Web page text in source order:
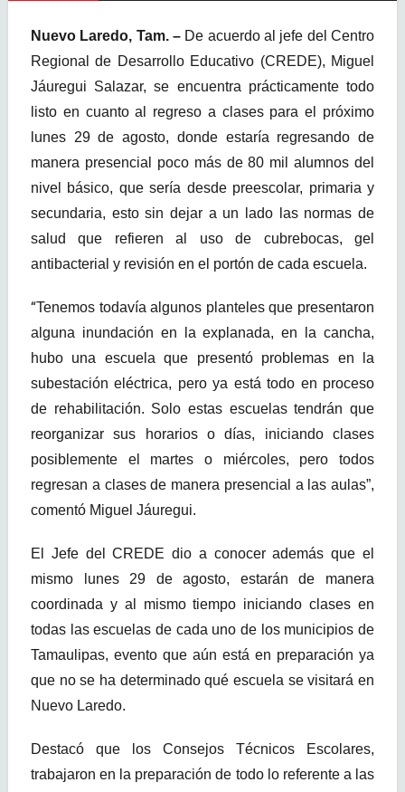
Nuevo Laredo, Tam. – De acuerdo al jefe del Centro
Regional de Desarrollo Educativo (CREDE), Miguel
Jáuregui Salazar, se encuentra prácticamente todo
listo en cuanto al regreso a clases para el próximo
lunes 29 de agosto, donde estaría regresando de
manera presencial poco más de 80 mil alumnos del
nivel básico, que sería desde preescolar, primaria y
secundaria, esto sin dejar a un lado las normas de
salud que refieren al uso de cubrebocas, gel
antibacterial y revisión en el portón de cada escuela.
“Tenemos todavía algunos planteles que presentaron
alguna inundación en la explanada, en la cancha,
hubo una escuela que presentó problemas en la
subestación eléctrica, pero ya está todo en proceso
de rehabilitación. Solo estas escuelas tendrán que
reorganizar sus horarios o días, iniciando clases
posiblemente el martes o miércoles, pero todos
regresan a clases de manera presencial a las aulas”,
comentó Miguel Jáuregui.
El Jefe del CREDE dio a conocer además que el
mismo lunes 29 de agosto, estarán de manera
coordinada y al mismo tiempo iniciando clases en
todas las escuelas de cada uno de los municipios de
Tamaulipas, evento que aún está en preparación ya
que no se ha determinado qué escuela se visitará en
Nuevo Laredo.
Destacó que los Consejos Técnicos Escolares,
trabajaron en la preparación de todo lo referente a las